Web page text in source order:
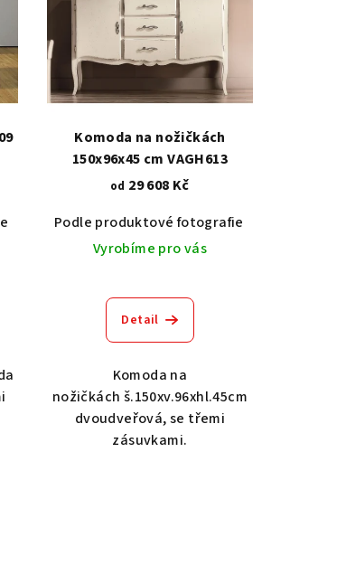
2209 Dub tmavý 2208 Ořech střední BT79T3
Akát vintage BT1551 Dub světlý 2209
Komoda na nožičkách
150x96x45 cm VAGH613
od 29 608 Kč
Podle produktové fotografie
Vyrobíme pro vás
Detail
Komoda na
nožičkách š.150xv.96xhl.45cm
dvoudveřová, se třemi
zásuvkami.